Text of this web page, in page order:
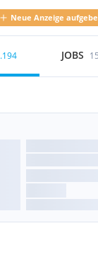
Neue Anzeige
JOBS